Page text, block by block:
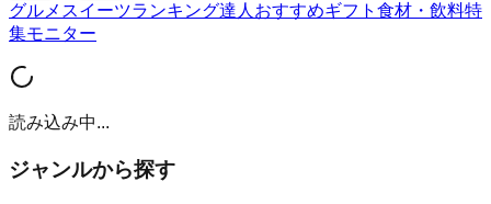
グルメ スイーツランキング達人おすすめギフト 食材・飲料特
集モニター
読み込み中...
ジャンルから探す